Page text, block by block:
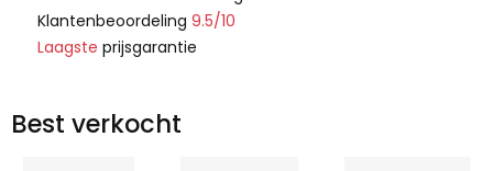
Klantenbeoordeling 9.5/10
Laagste prijsgarantie
Best verkocht